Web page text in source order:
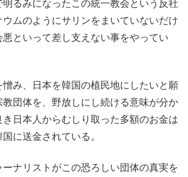
るみになったこの統一教会という反社
ウムのようにサリンをまいていないだけ
といって差し支えない事をやってい
み、日本を韓国の植民地にしたいと願
教団体を、野放しにし続ける意味が分か
き日本人からむしり取った多額のお金は
に送金されている。
ナリストがこの恐ろしい団体の真実を